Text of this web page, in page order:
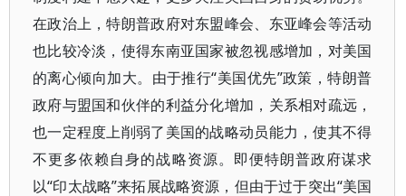
在政治上，特朗普政府对东盟峰会、东亚峰会等活动
也比较冷淡，使得东南亚国家被忽视感增加，对美国
的离心倾向加大。由于推行“美国优先”政策，特朗普
政府与盟国和伙伴的利益分化增加，关系相对疏远，
也一定程度上削弱了美国的战略动员能力，使其不得
不更多依赖自身的战略资源。即便特朗普政府谋求
以“印太战略”来拓展战略资源，但由于过于突出“美国